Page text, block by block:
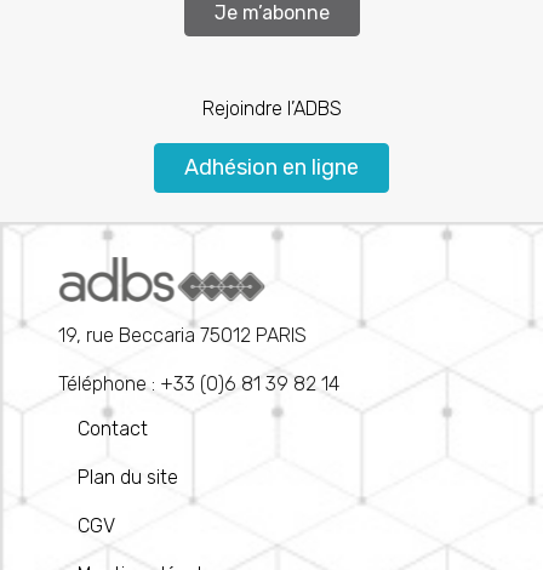
Je m’abonne
Rejoindre l’ADBS
Adhésion en ligne
19, rue Beccaria 75012 PARIS
Téléphone : +33 (0)6 81 39 82 14
Contact
Plan du site
CGV